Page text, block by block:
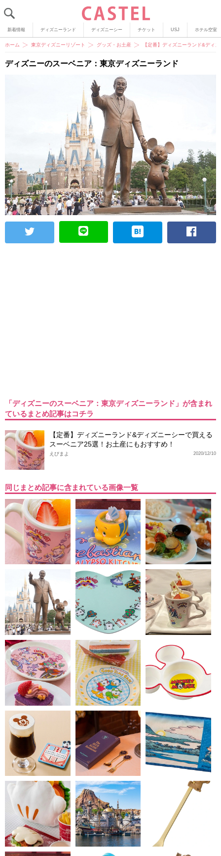
新着情報 ディズニーランド ディズニーシー チケット USJ ホテル空室
ホーム 東京ディズニーリゾート グッズ・お土産 【定番】ディズニーランド&ディ
ディズニーのスーベニア：東京ディズニーランド
「ディズニーのスーベニア：東京ディズニーランド」が含まれ
ているまとめ記事はコチラ
【定番】ディズニーランド&ディズニーシーで買える
スーベニア25選！お土産にもおすすめ！
2020/12/10
えびまよ
同じまとめ記事に含まれている画像一覧